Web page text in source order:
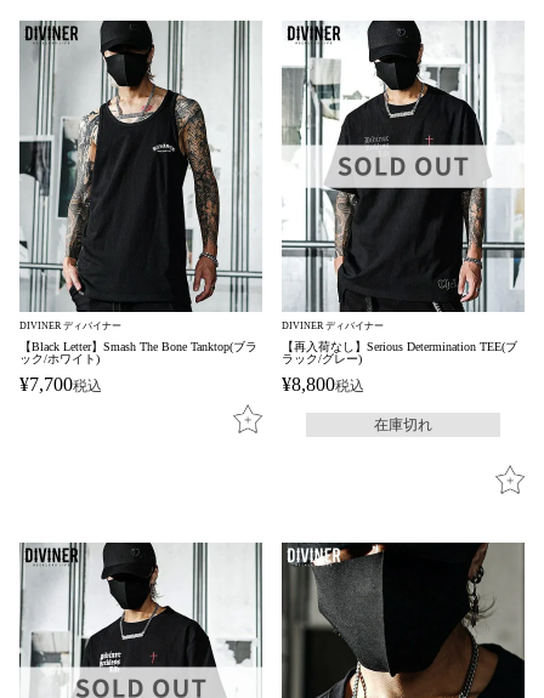
DIVINER ディバイナー
【Black Letter】Smash The Bone Tanktop(ブラ
ック/ホワイト)
¥7,700税込
DIVINER ディバイナー
【再入荷なし】Serious Determination TEE(ブ
ラック/グレー)
¥8,800税込
在庫切れ